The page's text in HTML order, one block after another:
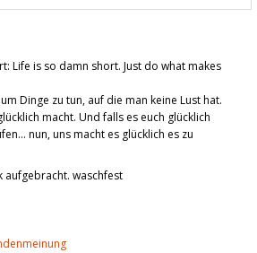
Life is so damn short. Just do what makes
Dinge zu tun, auf die man keine Lust hat.
macht. Und falls es euch glücklich
nun, uns macht es glücklich es zu
waschfest